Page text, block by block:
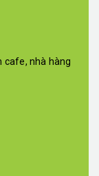
cafe, nhà hàng